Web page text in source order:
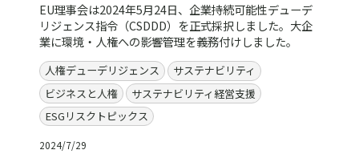
EU理事会は2024年5月24日、企業持続可能性デューデ
リジェンス指令（CSDDD）を正式採択しました。大企
業に環境・人権への影響管理を義務付けしました。
人権デューデリジェンス
サステナビリティ
ビジネスと人権
サステナビリティ経営支援
ESGリスクトピックス
2024/7/29